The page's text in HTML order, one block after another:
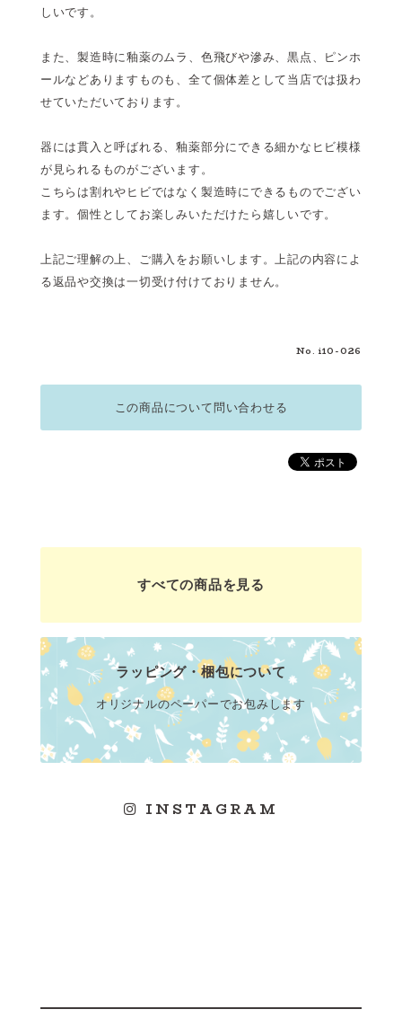
しいです。
また、製造時に釉薬のムラ、色飛びや滲み、黒点、ピンホ
ールなどありますものも、全て個体差として当店では扱わ
せていただいております。
器には貫入と呼ばれる、釉薬部分にできる細かなヒビ模様
が見られるものがございます。
こちらは割れやヒビではなく製造時にできるものでござい
ます。個性としてお楽しみいただけたら嬉しいです。
上記ご理解の上、ご購入をお願いします。上記の内容によ
る返品や交換は一切受け付けておりません。
No. i10-026
この商品について問い合わせる
すべての商品を見る
ラッピング・梱包について
オリジナルのペーパーでお包みします
INSTAGRAM